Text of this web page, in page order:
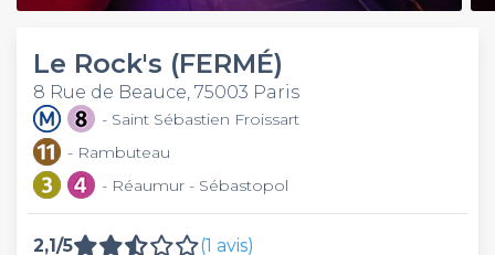
Le Rock's (FERMÉ)
8 Rue de Beauce, 75003 Paris
- Saint Sébastien Froissart
- Rambuteau
- Réaumur - Sébastopol
2,1/5 (1 avis)